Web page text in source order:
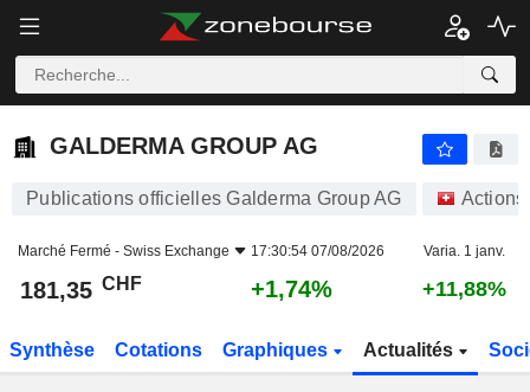
GALDERMA GROUP AG
GALDERMA GROUP AG
Publications officielles Galderma Group AG Actions
Marché Fermé - Swiss Exchange 17:30:54 07/08/2026 Varia. 1 janv.
181,35 CHF +1,74% +11,88%
Synthèse Cotations Graphiques Actualités